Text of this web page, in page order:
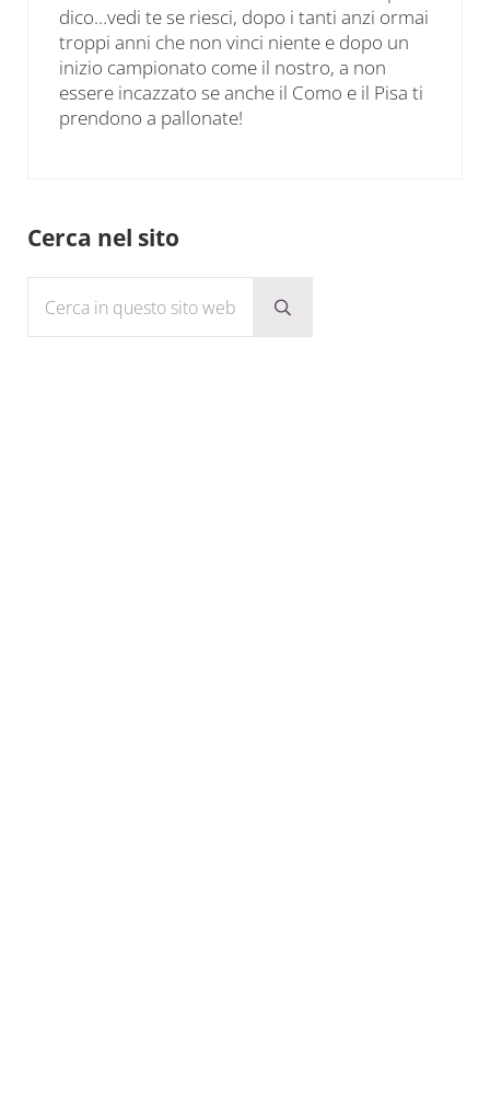
dico…vedi te se riesci, dopo i tanti anzi ormai
troppi anni che non vinci niente e dopo un
inizio campionato come il nostro, a non
essere incazzato se anche il Como e il Pisa ti
prendono a pallonate!
Sidebar
Cerca nel sito
Submit search